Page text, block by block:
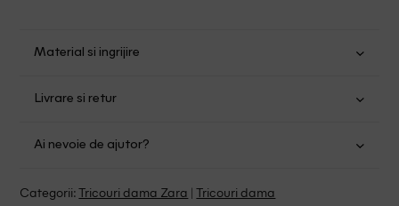
Material si ingrijire
Nu folositi inalbitor
Nu uscati in uscator
Fara curatare chimica
Livrare si retur
mare de 149.00 lei.
Ai nevoie de ajutor?
Categorii:Tricouri dama Zara |Tricouri dama